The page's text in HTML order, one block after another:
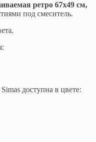
ретро 67х49 см,
под смеситель.
доступна в цвете: